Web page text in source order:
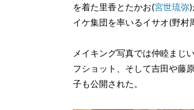
を着た里香とたかお(宮世琉弥
イケ集団を率いるイサオ(野村
メイキング写真では仲睦まじ
フショット、そして吉田や藤
子も公開された。